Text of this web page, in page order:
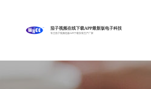
茄子视频在线下载APP最新版电子科技
专注茄子视频色版APP下载安装生产厂家